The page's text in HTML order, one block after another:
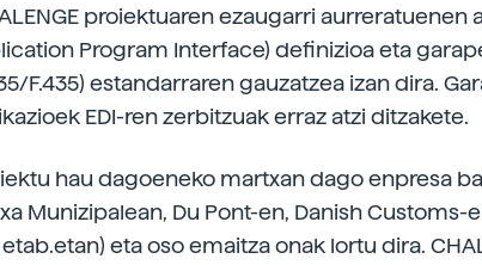
proiektuaren ezaugarri aurreratuenen
Program Interface) definizioa eta
F.435) estandarraren gauzatzea izan dira.
EDI-ren zerbitzuak erraz atzi ditzakete.
hau dagoeneko martxan dago enpresa
Munizipalean, Du Pont-en, Danish Customs-
eta oso emaitza onak lortu dira.